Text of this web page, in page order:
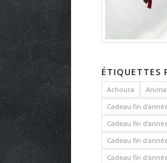
ÉTIQUETTES
Achoura
Cadeau fin
Cadeau fin
Cadeau fin
Cadeau fin